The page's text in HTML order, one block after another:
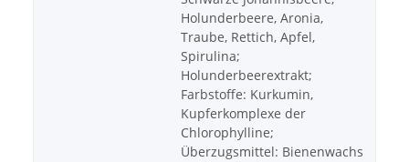
Holunderbeere, Aronia,
Traube, Rettich, Apfel,
Spirulina;
Holunderbeerextrakt;
Farbstoffe: Kurkumin,
Kupferkomplexe der
Chlorophylline;
Überzugsmittel: Bienenwachs